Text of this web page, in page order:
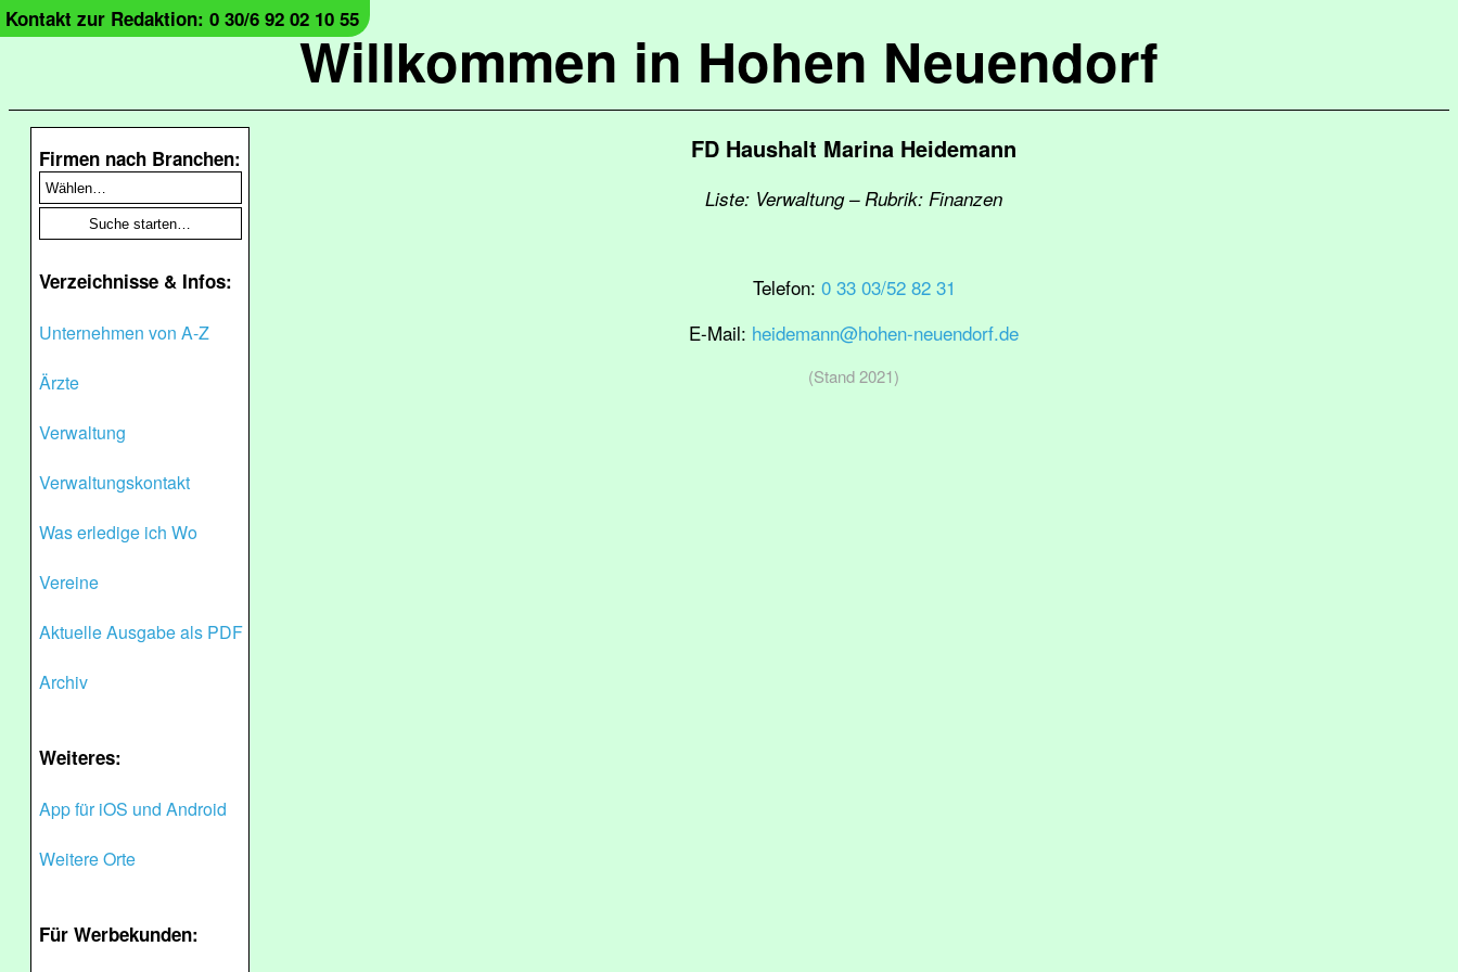
Willkommen in Hohen Neuendorf
Kontakt zur Redaktion: 0 30/6 92 02 10 55
Firmen nach Branchen:
Verzeichnisse & Infos:
Unternehmen von A-Z
Ärzte
Verwaltung
Verwaltungskontakt
Was erledige ich Wo
Vereine
Aktuelle Ausgabe als PDF
Archiv
Weiteres:
App für iOS und Android
Weitere Orte
Für Werbekunden:
FD Haushalt Marina Heidemann
Liste: Verwaltung – Rubrik: Finanzen
Telefon: 0 33 03/52 82 31
E-Mail: heidemann@hohen-neuendorf.de
(Stand 2021)